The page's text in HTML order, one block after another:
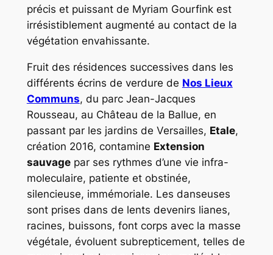
précis et puissant de Myriam Gourfink est
irrésistiblement augmenté au contact de la
végétation envahissante.
Fruit des résidences successives dans les
différents écrins de verdure de Nos Lieux
Communs, du parc Jean-Jacques
Rousseau, au Château de la Ballue, en
passant par les jardins de Versailles, Etale,
création 2016, contamine Extension
sauvagepar ses rythmes d’une vie infra-
moleculaire, patiente et obstinée,
silencieuse, immémoriale. Les danseuses
sont prises dans de lents devenirs lianes,
racines, buissons, font corps avec la masse
végétale, évoluent subrepticement, telles de